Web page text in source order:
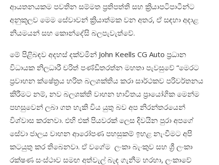
ආයතනයකම පවතින සම්මත ප්‍රතිපත්ති සහ ක්‍රියාපටිපාටීන්ට
අනුකූලව මෙම සේවාවන් ක්‍රියාත්මක වන අතර, ඒ සඳහා අදාළ
නියමයන් සහ කොන්දේසි බලපැවැත්වේ.
මේ පිළිබඳව අදහස් දක්වමින් John Keells CG Auto ප්‍රධාන
විධායක නිලධාරී චරිත් පණ්ඩිතරත්න මහතා පැවසුවේ “මෙරට
ප්‍රවාහන ක්ෂේත්‍රය හරිත බලශක්තිය කරා සාර්ථකව පරිවර්තනය
කිරීමට නම්, නව බලශක්ති වාහන භාවිතය ප්‍රායෝගික මෙන්ම
පහසුවෙන් ලබා ගත හැකි විය යුතු බව අප නිරන්තරයෙන්
විශ්වාස කරනවා. එහි එක් පියවරක් ලෙස දිවයින පුරා අපගේ
සේවා ජාලය වාහන ආරෝපණ පහසුකම් ඉහළ නැංවීමට අපි
කටයුතු කර තිබෙනවා. ඒ වගේම ලංකා බැංකුව සහ ශ්‍රී ලංකා
රක්ෂණ සංස්ථාව සමඟ අත්වැල් බැඳ ගැනීම හරහා, ලංකාවේ